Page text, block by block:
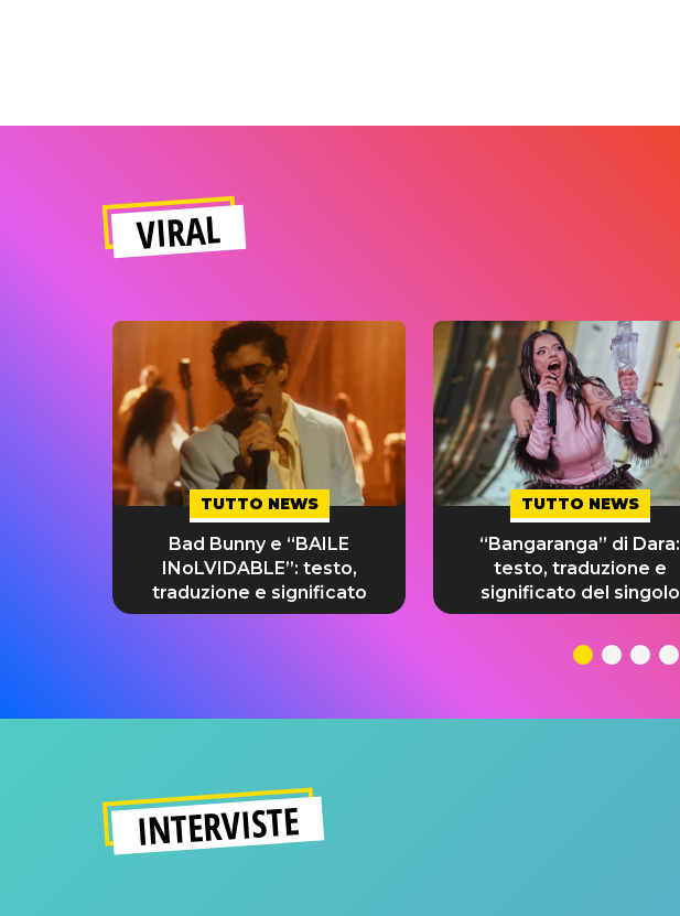
VIRAL
TUTTO NEWS
Bad Bunny e “BAILE
INoLVIDABLE”: testo,
traduzione e significato
TUTTO NEWS
“Bangaranga” di Dara:
testo, traduzione e
significato del singolo
INTERVISTE